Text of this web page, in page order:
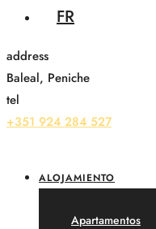
FR
address
Baleal, Peniche
tel
+351 924 284 527
ALOJAMIENTO
Apartamentos